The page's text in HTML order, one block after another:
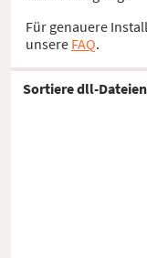
Für genauere
unsere FAQ.
Sortiere dll-